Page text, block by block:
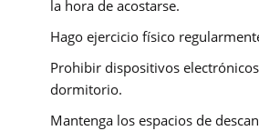
la hora de acostarse.
Hago ejercicio físico
Prohibir dispositivos
dormitorio.
Mantenga los espacios de